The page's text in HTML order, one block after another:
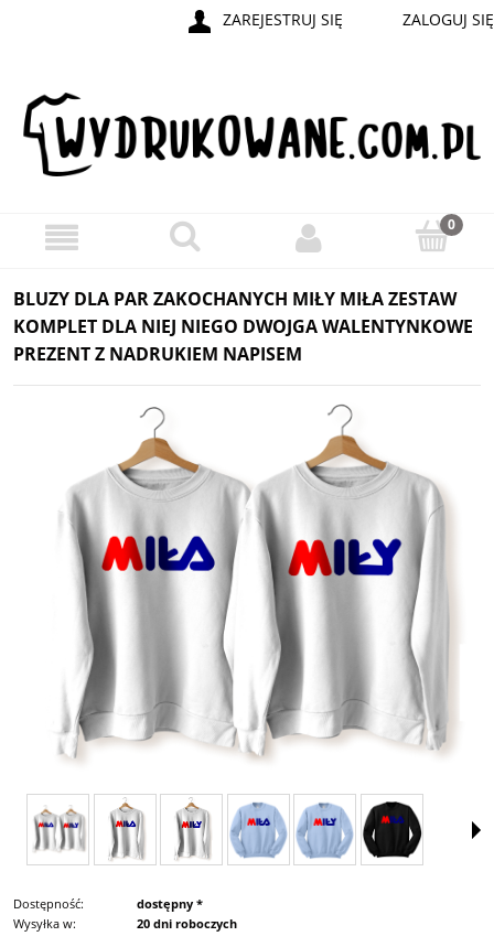
ZAREJESTRUJ SIĘ ZALOGUJ SIĘ
BLUZY DLA PAR ZAKOCHANYCH MIŁY MIŁA ZESTAW
KOMPLET DLA NIEJ NIEGO DWOJGA WALENTYNKOWE
PREZENT Z NADRUKIEM NAPISEM
Dostępność:
dostępny *
Wysyłka w:
20 dni roboczych